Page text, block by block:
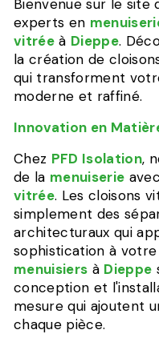
Bienvenue sur le site
experts en
vitrée à Dieppe.
la création de
qui transforment
moderne et raffiné.
Innovation en
Chez PFD Isolation,
de la menuiserie
vitrée. Les cloisons
simplement des
architecturaux qui
sophistication à
menuisiers à Dieppe
conception et
mesure qui ajoutent
chaque pièce.